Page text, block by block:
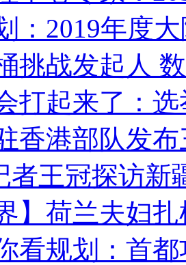
：2019年度
挑战发起人
打起来了：
香港部队发
者王冠探访新
】荷兰夫妇
看规划：首